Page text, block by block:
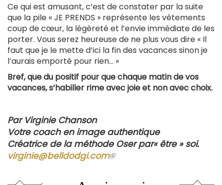
Ce qui est amusant, c’est de constater par la suite
que la pile « JE PRENDS » représente les vêtements
coup de cœur, la légèreté et l’envie immédiate de les
porter. Vous serez heureuse de ne plus vous dire « Il
faut que je le mette d’ici la fin des vacances sinon je
l’aurais emporté pour rien… »
Bref, que du positif pour que chaque matin de vos
vacances, s’habiller rime avec joie et non avec choix.
Par Virginie Chanson
Votre coach en image authentique
Créatrice de la méthode Oser par« être » soi.
virginie@belldodgi.com(le